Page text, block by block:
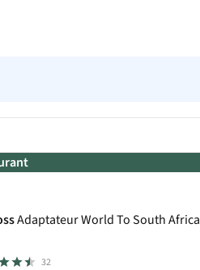
Adaptateur World To South Africa
32